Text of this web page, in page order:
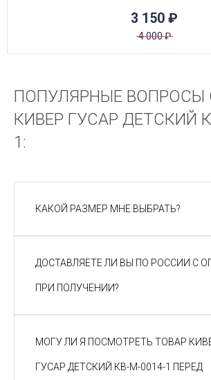
3 150 ₽
4 000₽
ПОПУЛЯРНЫЕ ВОПРОСЫ
КИВЕР ГУСАР ДЕТСКИЙ
1:
КАКОЙ РАЗМЕР МНЕ ВЫБРАТЬ?
ДОСТАВЛЯЕТЕ ЛИ ВЫ ПО РОССИИ С
ПРИ ПОЛУЧЕНИИ?
МОГУ ЛИ Я ПОСМОТРЕТЬ ТОВАР
ГУСАР ДЕТСКИЙ КВ-М-0014-1 ПЕРЕД